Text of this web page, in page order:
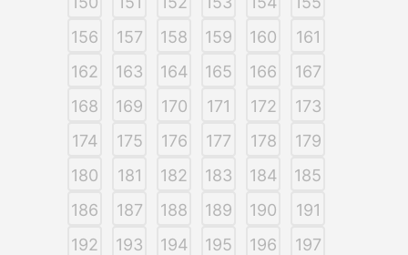
156
157 158 159 160
161
162
163 164 165 166
167
168
169 170 171 172
173
174
175 176 177 178
179
180
181 182 183 184
185
186
187 188 189 190
191
192
193 194 195 196
197